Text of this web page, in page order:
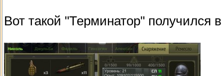
Вот такой "Терминатор" получился